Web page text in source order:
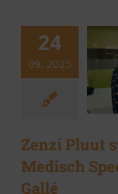
24
09, 2025
Zenzi Pluut
Medisch
Gallé